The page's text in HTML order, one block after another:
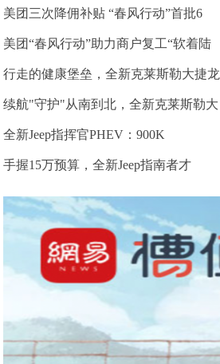
美团三次降佣补贴 “春风行动”首批6
美团“春风行动”助力商户复工“软着陆
行走的健康堡垒，全新克莱斯勒大捷龙
续航"守护"从南到北，全新克莱斯勒大
全新Jeep指挥官PHEV：900K
手握15万预算，全新Jeep指南者才